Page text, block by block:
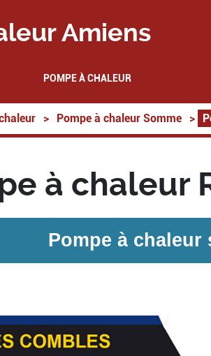
Amiens
POMPE À CHALEUR
> Pompe à chaleur Somme >
à chaleur
Pompe à chaleur